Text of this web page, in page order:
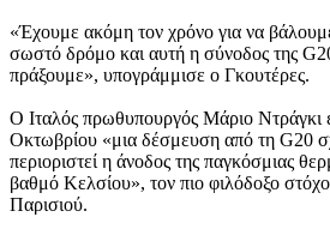
«Έχουμε ακόμη τον χρόνο για να
σωστό δρόμο και αυτή η σύνοδος της G20
πράξουμε», υπογράμμισε ο Γκουτέρες.
Ο Ιταλός πρωθυπουργός Μάριο Ντράγκι
Οκτωβρίου «μια δέσμευση από τη G20
περιοριστεί η άνοδος της παγκόσμιας
βαθμό Κελσίου», τον πιο φιλόδοξο
Παρισιού.